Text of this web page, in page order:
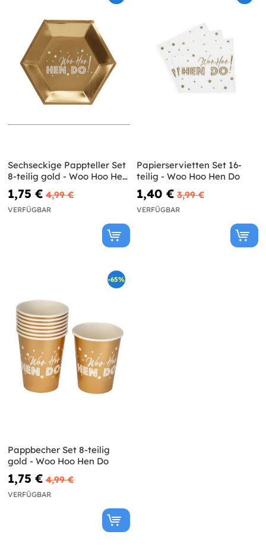
Sechseckige Pappteller Set
8-teilig gold - Woo Hoo Hen
Do
1,75 € 4,99 €
VERFÜGBAR
Papierservietten Set 16-
teilig - Woo Hoo Hen Do
1,40 € 3,99 €
VERFÜGBAR
-65%
Pappbecher Set 8-teilig
gold - Woo Hoo Hen Do
1,75 € 4,99 €
VERFÜGBAR